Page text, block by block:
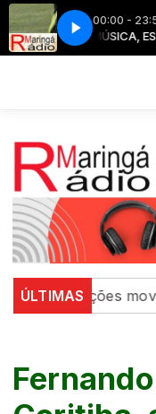
00:00 -
MÚSICA,
ÚLTIMAS